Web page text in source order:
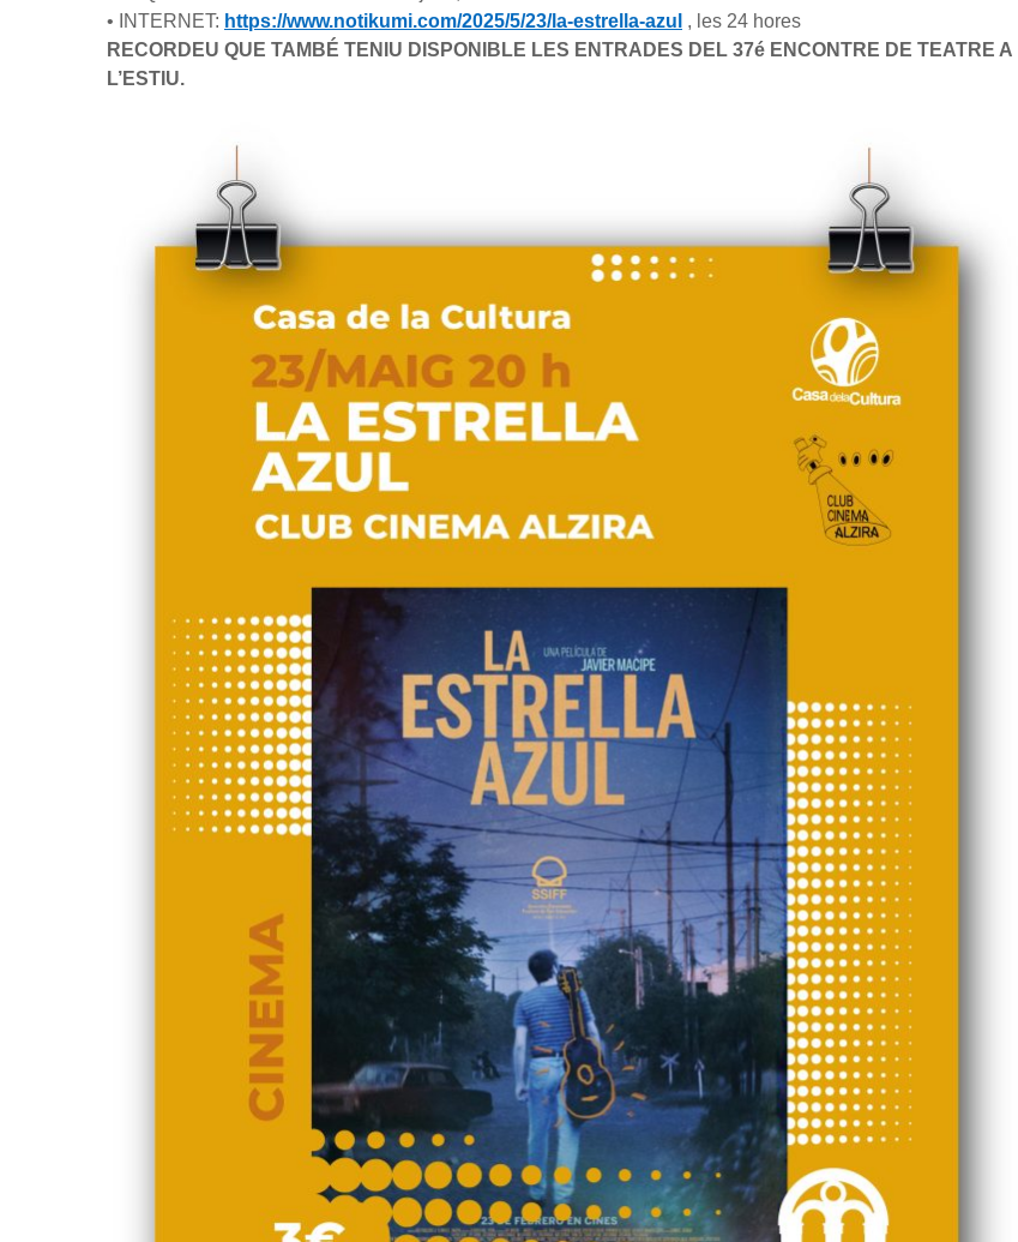
• INTERNET: https://www.notikumi.com/2025/5/23/la-estrella-azul , les 24 hores
RECORDEU QUE TAMBÉ TENIU DISPONIBLE LES ENTRADES DEL 37é ENCONTRE DE TEATRE A
L’ESTIU.